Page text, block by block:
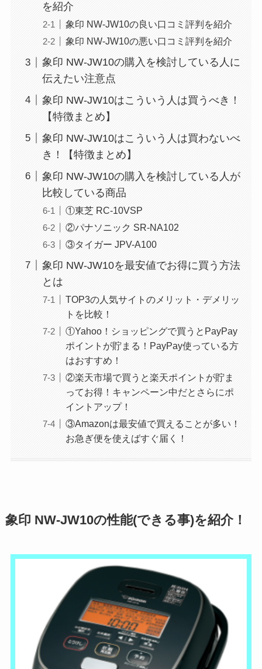
を紹介
象印 NW-JW10の良い口コミ評判を紹介
象印 NW-JW10の悪い口コミ評判を紹介
象印 NW-JW10の購入を検討している人に
伝えたい注意点
象印 NW-JW10はこういう人は買うべき！
【特徴まとめ】
象印 NW-JW10はこういう人は買わないべ
き！【特徴まとめ】
象印 NW-JW10の購入を検討している人が
比較している商品
①東芝 RC-10VSP
②パナソニック SR-NA102
③タイガー JPV-A100
象印 NW-JW10を最安値でお得に買う方法
とは
TOP3の人気サイトのメリット・デメリッ
トを比較！
①Yahoo！ショッピングで買うとPayPay
ポイントが貯まる！PayPay使っている方
はおすすめ！
②楽天市場で買うと楽天ポイントが貯ま
ってお得！キャンペーン中だとさらにポ
イントアップ！
③Amazonは最安値で買えることが多い！
お急ぎ便を使えばすぐ届く！
象印 NW-JW10の性能(できる事)を紹介！